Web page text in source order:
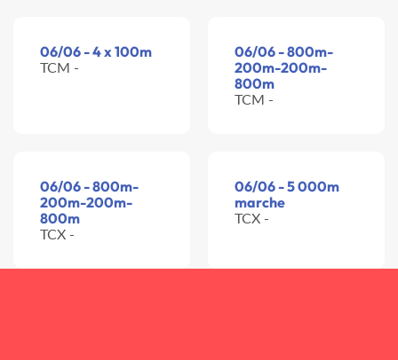
06/06 - 4 x 100m
TCM -
06/06 - 800m-
200m-200m-
800m
TCM -
06/06 - 800m-
200m-200m-
800m
TCX -
06/06 - 5 000m
marche
TCX -